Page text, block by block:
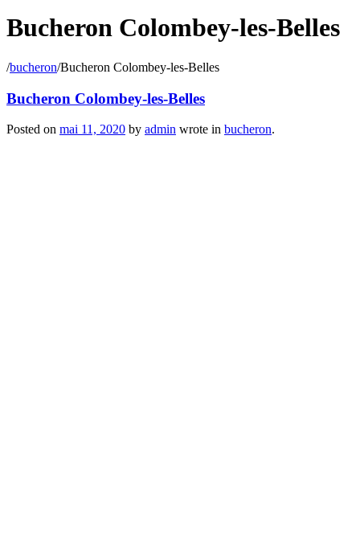
Bucheron Colombey-les-Belles
/bucheron/Bucheron Colombey-les-Belles
Bucheron Colombey-les-Belles
Posted on mai 11, 2020 by admin wrote in bucheron.